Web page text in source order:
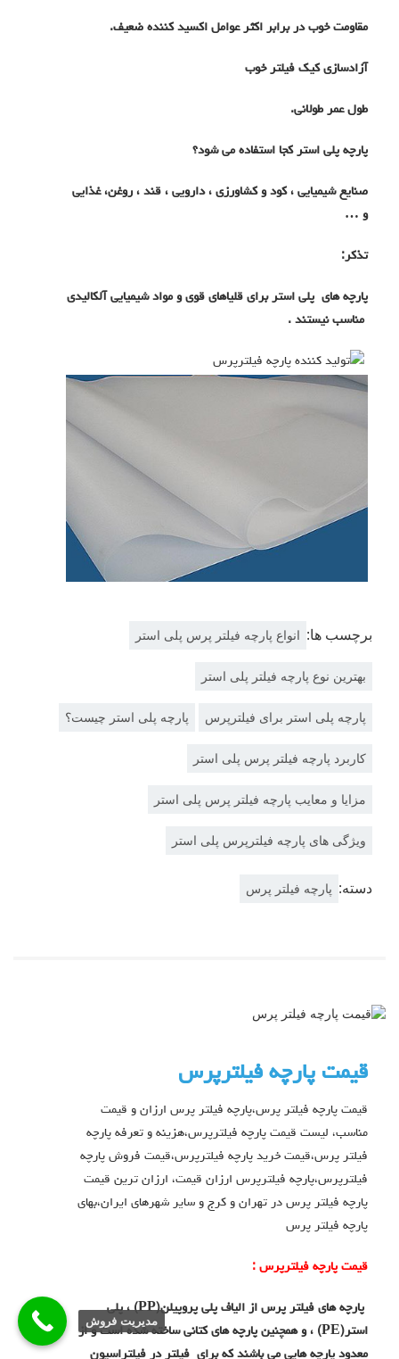
مقاومت خوب در برابر اکثر عوامل اکسید کننده ضعیف.
آزادسازی کیک فیلتر خوب
طول عمر طولانی.
پارچه پلی استر کجا استفاده می شود؟
صنایع شیمیایی ، کود و کشاورزی ، دارویی ، قند ، روغن، غذایی
و …
تذکر:
پارچه های پلی استر برای قلیاهای قوی و مواد شیمیایی آلکالیدی
مناسب نیستند .
برچسب ها: انواع پارچه فیلتر پرس پلی استر
بهترین نوع پارچه فیلتر پلی استر
پارچه پلی استر برای فیلترپرس پارچه پلی استر چیست؟
کاربرد پارچه فیلتر پرس پلی استر
مزایا و معایب پارچه فیلتر پرس پلی استر
ویژگی های پارچه فیلترپرس پلی استر
دسته: پارچه فیلتر پرس
قیمت پارچه فیلترپرس
قیمت پارچه فیلتر پرس،پارچه فیلتر پرس ارزان و قیمت
مناسب، لیست قیمت پارچه فیلترپرس،هزینه و تعرفه پارچه
فیلتر پرس،قیمت خرید پارچه فیلترپرس،قیمت فروش پارچه
فیلترپرس،پارچه فیلترپرس ارزان قیمت، ارزان ترین قیمت
پارچه فیلتر پرس در تهران و کرج و سایر شهرهای ایران،بهای
پارچه فیلتر پرس
قیمت پارچه فیلترپرس :
پارچه های فیلتر پرس از الیاف پلی پروپیلن(PP) ، پلی
استر(PE) ، و همچنین پارچه های کتانی ساخته شده است و از
معدود پارچه هایی می باشند که برای فیلتر در فیلتراسیون
مدیریت فروش